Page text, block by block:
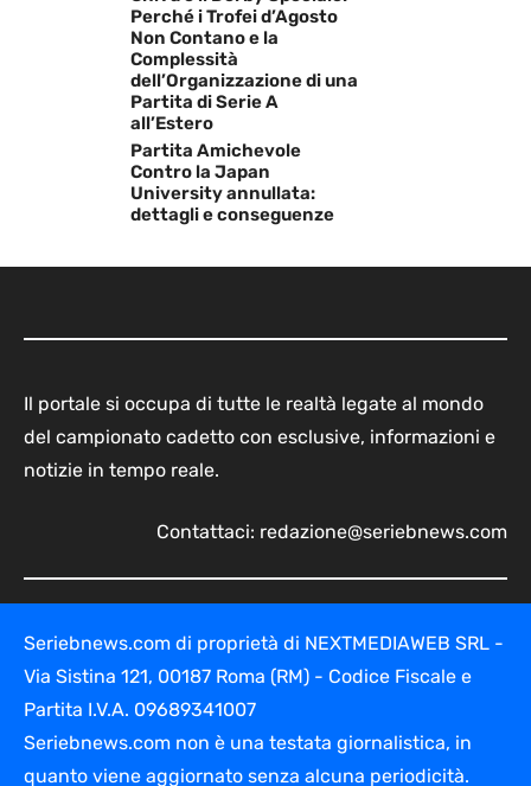
Perché i Trofei d’Agosto
Non Contano e la
Complessità
dell’Organizzazione di una
Partita di Serie A
all’Estero
Partita Amichevole
Contro la Japan
University annullata:
dettagli e conseguenze
Il portale si occupa di tutte le realtà legate al mondo
del campionato cadetto con esclusive, informazioni e
notizie in tempo reale.
Contattaci: redazione@seriebnews.com
Seriebnews.com di proprietà di NEXTMEDIAWEB SRL -
Via Sistina 121, 00187 Roma (RM) - Codice Fiscale e
Partita I.V.A. 09689341007
Seriebnews.com non è una testata giornalistica, in
quanto viene aggiornato senza alcuna periodicità.